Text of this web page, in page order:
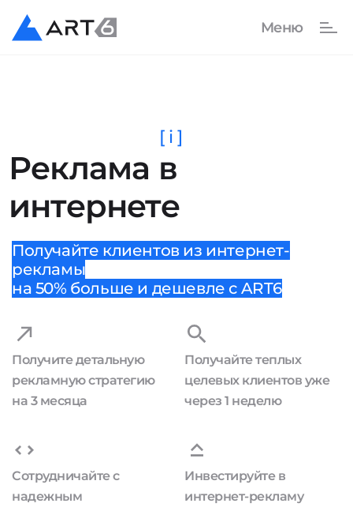
Реклама в
интернете
[ i ]
Получайте клиентов из интернет-
рекламы
на 50% больше и дешевле с ART6
Получите детальную
рекламную стратегию
на 3 месяца
Получайте теплых
целевых клиентов уже
через 1 неделю
Сотрудничайте с
надежным
Инвестируйте в
интернет-рекламу